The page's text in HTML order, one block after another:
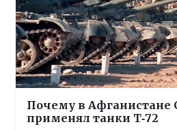
Почему в Афганистане
применял танки Т‑72